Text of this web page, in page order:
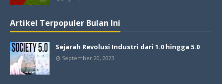
Artikel Terpopuler Bulan Ini
Sejarah Revolusi Industri dari 1.0 hingga 5.0
September 20, 2023